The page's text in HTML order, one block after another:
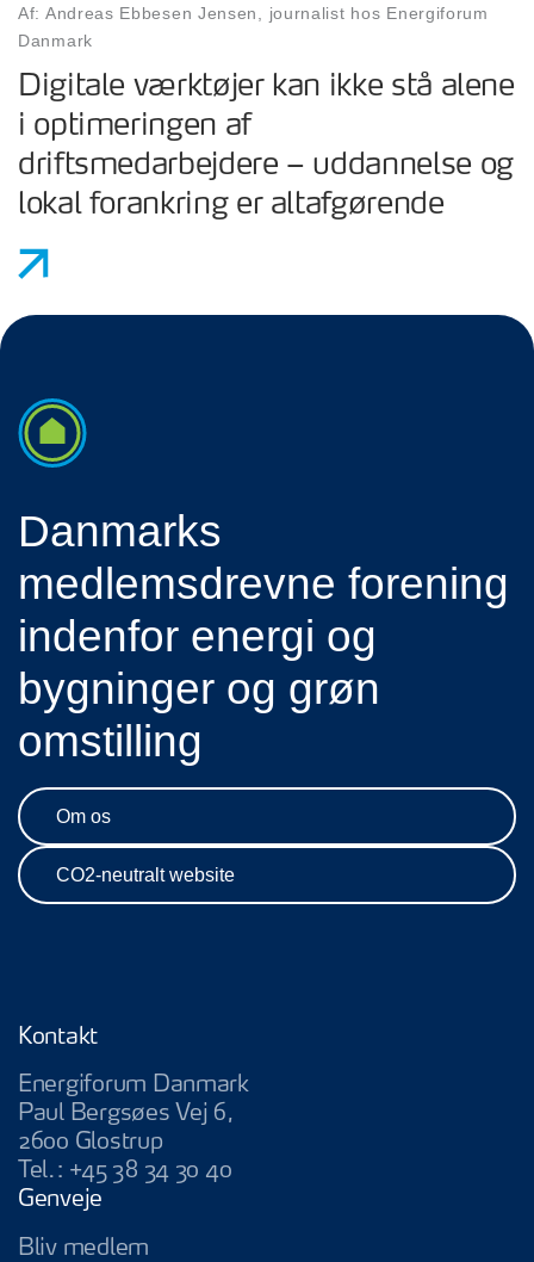
Af: Andreas Ebbesen Jensen, journalist hos Energiforum
Danmark
Digitale værktøjer kan ikke stå alene
i optimeringen af
driftsmedarbejdere – uddannelse og
lokal forankring er altafgørende
Danmarks
medlemsdrevne forening
indenfor energi og
bygninger og grøn
omstilling
Om os
CO2-neutralt website
Kontakt
Energiforum Danmark
Paul Bergsøes Vej 6,
2600 Glostrup
Tel.: +45 38 34 30 40
Genveje
Bliv medlem